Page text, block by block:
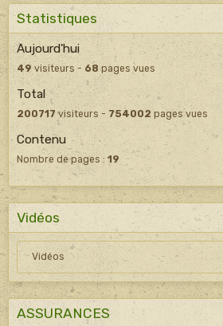
Statistiques
Aujourd'hui
49visiteurs - 68pages vues
Total
200717 visiteurs -754002pages vues
Contenu
Nombre de pages : 19
Vidéos
Vidéos
ASSURANCES